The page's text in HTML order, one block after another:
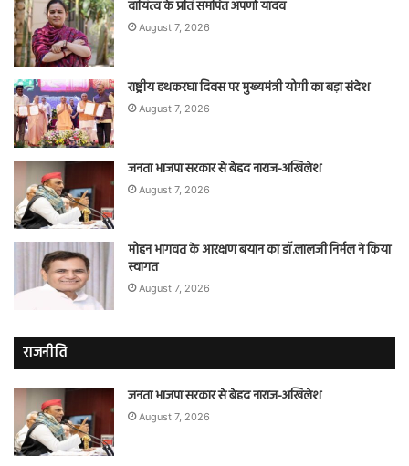
दायित्व के प्रति समर्पित अपर्णा यादव
August 7, 2026
राष्ट्रीय हथकरघा दिवस पर मुख्यमंत्री योगी का बड़ा संदेश
August 7, 2026
जनता भाजपा सरकार से बेहद नाराज-अखिलेश
August 7, 2026
मोहन भागवत के आरक्षण बयान का डॉ.लालजी निर्मल ने किया
स्वागत
August 7, 2026
राजनीति
जनता भाजपा सरकार से बेहद नाराज-अखिलेश
August 7, 2026